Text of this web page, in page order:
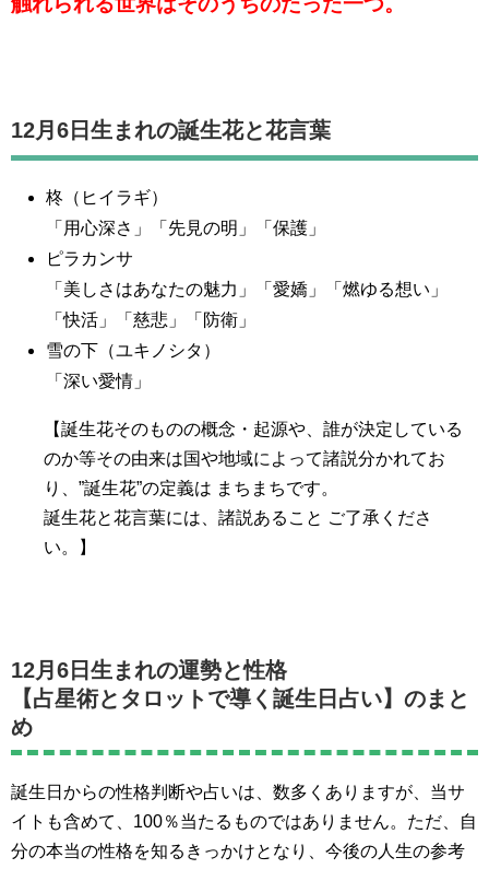
12月6日生まれの誕生花と花言葉
柊（ヒイラギ）
「用心深さ」「先見の明」「保護」
ピラカンサ
「美しさはあなたの魅力」「愛嬌」「燃ゆる想い」
「快活」「慈悲」「防衛」
雪の下（ユキノシタ）
「深い愛情」
【誕生花そのものの概念・起源や、誰が決定している
のか等その由来は国や地域によって諸説分かれてお
り、”誕生花”の定義は まちまちです。
誕生花と花言葉には、諸説あること ご了承くださ
い。】
12月6日生まれの運勢と性格
【占星術とタロットで導く誕生日占い】のまと
め
誕生日からの性格判断や占いは、数多くありますが、当サ
イトも含めて、100％当たるものではありません。ただ、自
分の本当の性格を知るきっかけとなり、今後の人生の参考